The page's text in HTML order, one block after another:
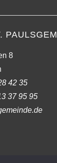
8
42 35
37 95 95